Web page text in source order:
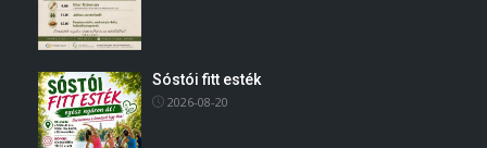
Sóstói fitt esték
2026-08-20